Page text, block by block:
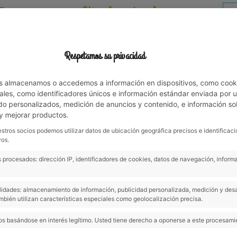
¡Vive la naturaleza en
Camping Esponellà!
El otoño en el Pla de l’Estany es una época
la naturaleza y descubrir las setas que crecen
del Camping Esponellà, los bosques se
Respetamos su privacidad
almacenamos o accedemos a información en dispositivos, como
como identificadores únicos e información estándar enviada por
personalizados, medición de anuncios y contenido, e información
mejorar productos.
socios podemos utilizar datos de ubicación geográfica precisos e
procesados: dirección IP, identificadores de cookies, datos de navegación,
almacenamiento de información, publicidad personalizada, medición y
utilizan características especiales como geolocalización precisa.
basándose en interés legítimo. Usted tiene derecho a oponerse a este